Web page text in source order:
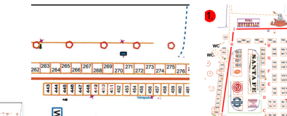
useampi
muunnelma.
Voit
tehdä
valinnat
tuotteen
Tällä
tuotteella
useampi
muunnelma.
Voit
tehdä
valinnat
tuotteen